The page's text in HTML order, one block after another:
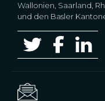
Wallonien, Saarland,
und den Basler